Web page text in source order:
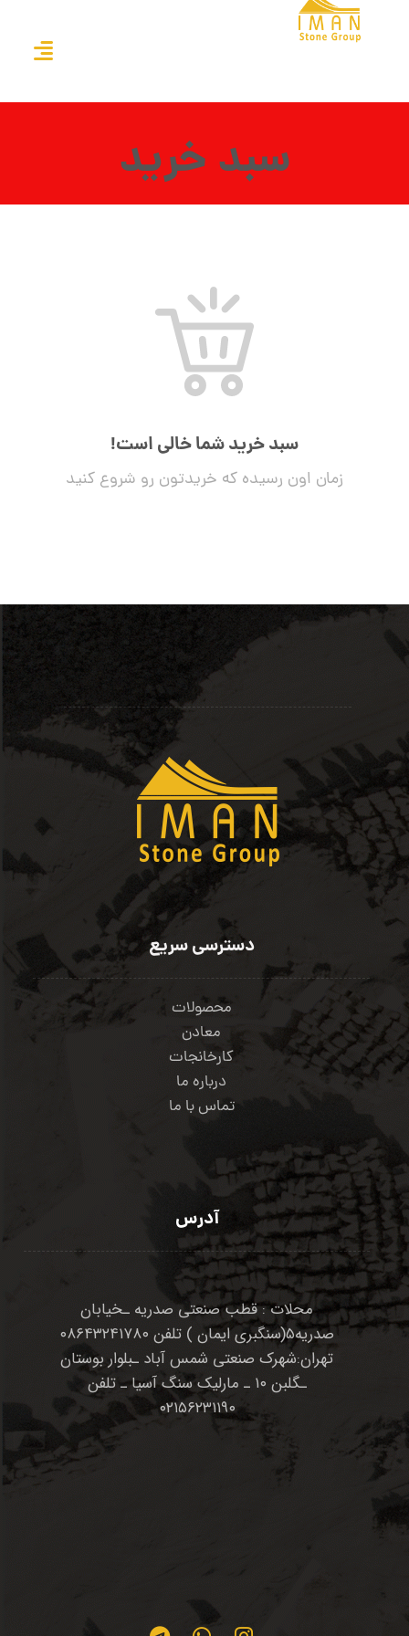
سبد خرید
سبد خرید شما خالی است!
زمان اون رسیده که خریدتون رو شروع کنید
دسترسی سریع
محصولات
معادن
کارخانجات
درباره ما
تماس با ما
آدرس
محلات : قطب صنعتی صدریه ـخیابان
صدریه۵(سنگبری ایمان ) تلفن ۰۸۶۴۳۲۴۱۷۸۰
تهران:شهرک صنعتی شمس آباد ـبلوار بوستان
ـگلبن ۱۰ ـ مارلیک سنگ آسیا ـ تلفن
۰۲۱۵۶۲۳۱۱۹۰